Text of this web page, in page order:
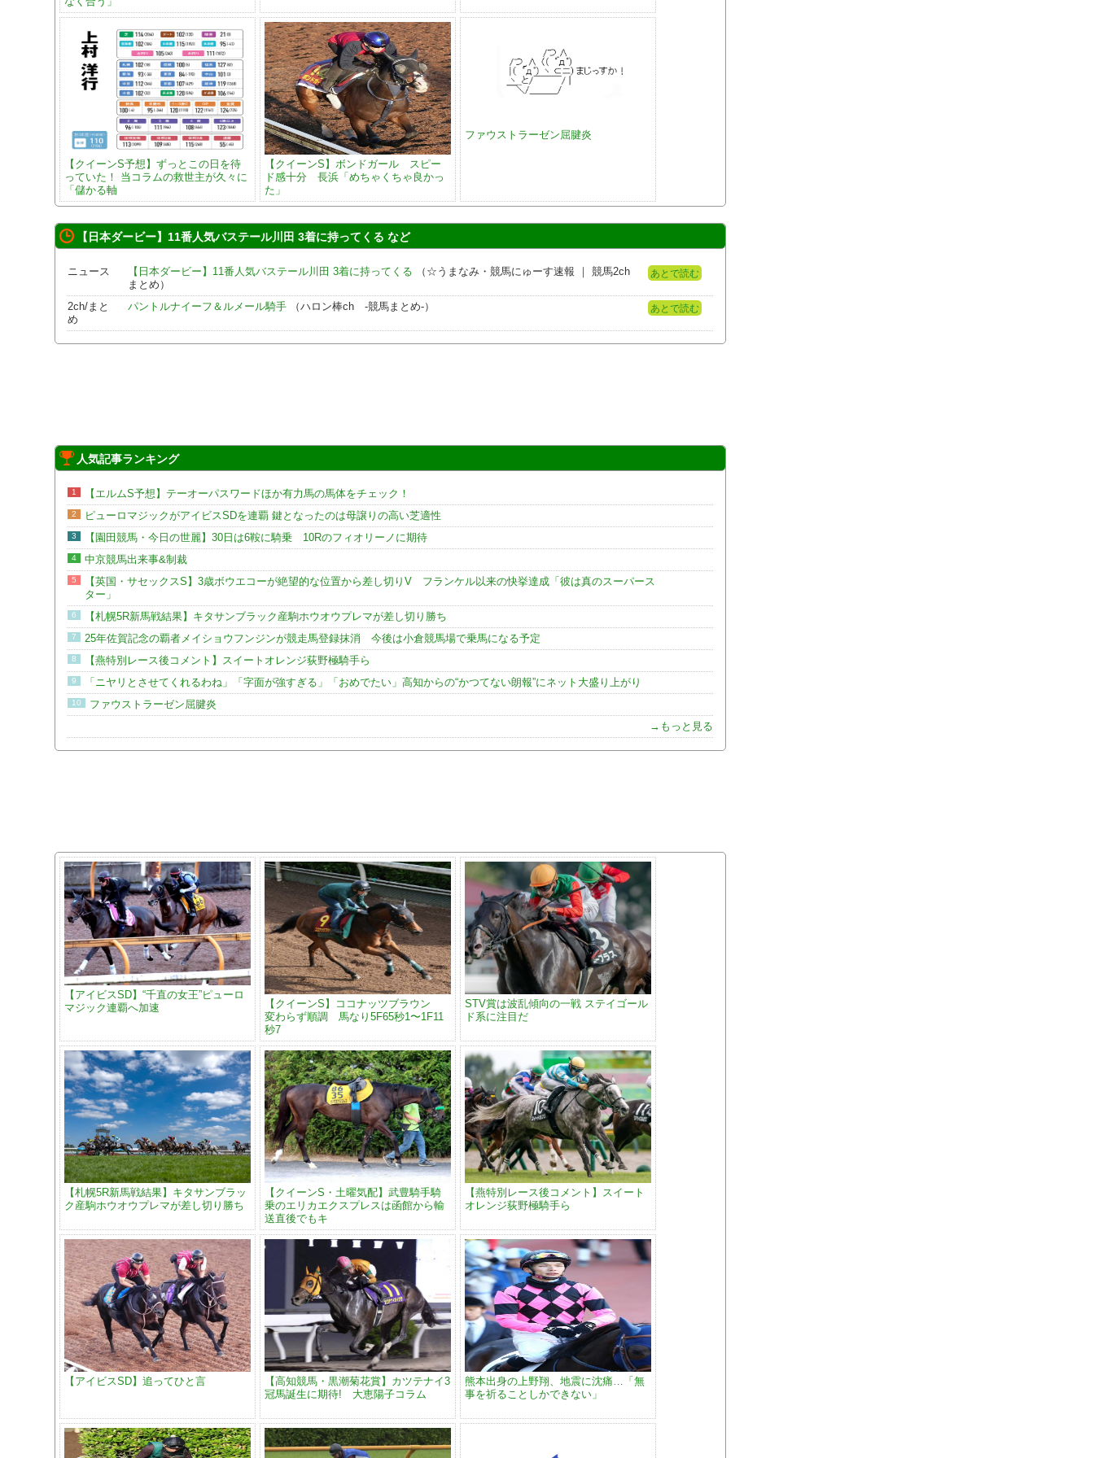
【クイーンS予想】ずっとこの日を待
っていた！ 当コラムの救世主が久々に
「儲かる軸
【クイーンS】ボンドガール スピー
ド感十分 長浜「めちゃくちゃ良かっ
た」
ファウストラーゼン屈腱炎
【日本ダービー】11番人気バステール川田 3着に持ってくる など
ニュース 【日本ダービー】11番人気バステール川田 3着に持ってくる （☆うまなみ・競馬にゅーす速報 ｜ 競馬2ch
まとめ）
あとで読む
2ch/まと
め
パントルナイーフ＆ルメール騎手（ハロン棒ch -競馬まとめ-） あとで読む
人気記事ランキング
1 【エルムS予想】テーオーパスワードほか有力馬の馬体をチェック！
2 ピューロマジックがアイビスSDを連覇 鍵となったのは母譲りの高い芝適性
3 【園田競馬・今日の世麗】30日は6鞍に騎乗 10Rのフィオリーノに期待
4 中京競馬出来事&制裁
5
【英国・サセックスS】3歳ボウエコーが絶望的な位置から差し切りV フランケル以来の快挙達成「彼は真のスーパース
ター」
6 【札幌5R新馬戦結果】キタサンブラック産駒ホウオウプレマが差し切り勝ち
7 25年佐賀記念の覇者メイショウフンジンが競走馬登録抹消 今後は小倉競馬場で乗馬になる予定
8 【燕特別レース後コメント】スイートオレンジ荻野極騎手ら
9 「ニヤリとさせてくれるわね」「字面が強すぎる」「おめでたい」高知からの“かつてない朗報”にネット大盛り上がり
10
ファウストラーゼン屈腱炎
→もっと見る
【アイビスSD】“千直の女王”ピューロ
マジック連覇へ加速
【クイーンS】ココナッツブラウン
変わらず順調 馬なり5F65秒1〜1F11
秒7
STV賞は波乱傾向の一戦 ステイゴール
ド系に注目だ
【札幌5R新馬戦結果】キタサンブラッ
ク産駒ホウオウプレマが差し切り勝ち
【クイーンS・土曜気配】武豊騎手騎
乗のエリカエクスプレスは函館から輸
送直後でもキ
【燕特別レース後コメント】スイート
オレンジ荻野極騎手ら
【アイビスSD】追ってひと言
【高知競馬・黒潮菊花賞】カツテナイ3
冠馬誕生に期待! 大恵陽子コラム
熊本出身の上野翔、地震に沈痛…「無
事を祈ることしかできない」